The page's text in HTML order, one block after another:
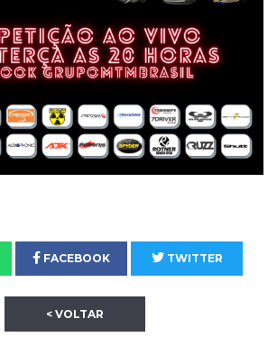
FACEBOOK TWITTER
< VOLTAR